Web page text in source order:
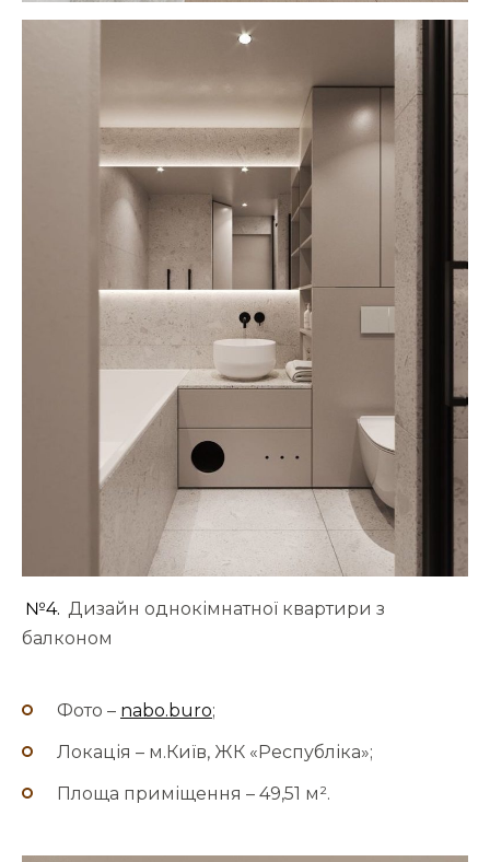
№4. Дизайн однокімнатної квартири з
балконом
Фото – nabo.buro;
Локація – м.Київ, ЖК «Республіка»;
Площа приміщення – 49,51 м².